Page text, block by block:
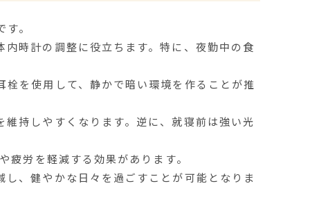
。
時計の調整に役立ちます。特に、夜勤中の食
を使用して、静かで暗い環境を作ることが推
持しやすくなります。逆に、就寝前は強い光
疲労を軽減する効果があります。
、健やかな日々を過ごすことが可能となりま